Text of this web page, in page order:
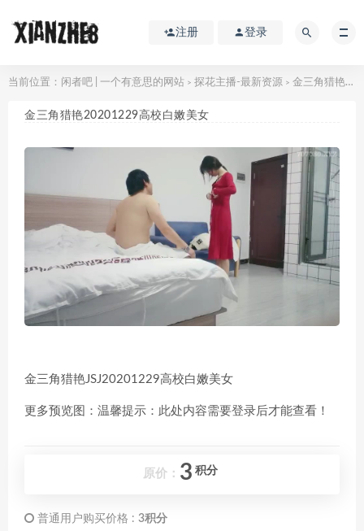
注册 登录
当前位置： 闲者吧 | 一个有意思的网站 > 探花主播-最新资源 > 金三角猎艳20201229高校白嫩美女
金三角猎艳20201229高校白嫩美女
金三角猎艳JSJ20201229高校白嫩美女
更多预览图：温馨提示：此处内容需要登录后才能查看！
原价： 3 积分
普通用户购买价格 : 3积分